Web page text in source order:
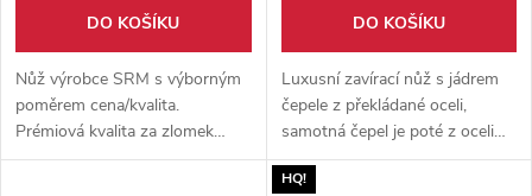
DO KOŠÍKU
Nůž výrobce SRM s výborným
poměrem cena/kvalita.
Prémiová kvalita za zlomek
ceny s prodlouženou zárukou
DO KOŠÍKU
Luxusní zavírací nůž s jádrem
čepele z překládané oceli,
samotná čepel je poté z oceli
D2 s imitací damašku. Frame-
lock pojistka a rukojeť ze slitiny
HQ!